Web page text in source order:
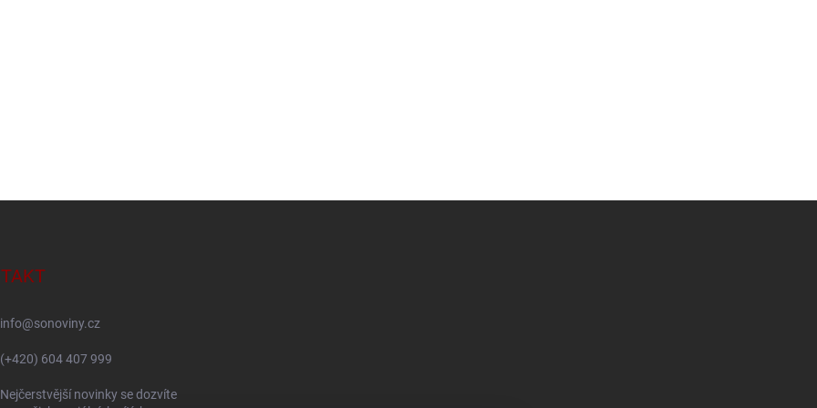
info@sonoviny.cz
(+420) 604 407 999
Nejčerstvější novinky se dozvíte